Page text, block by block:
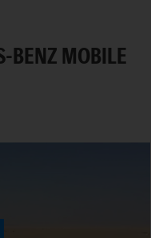
BENZ MOBILE